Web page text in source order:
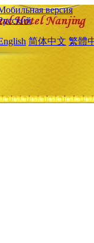
версия
简体中文 繁體